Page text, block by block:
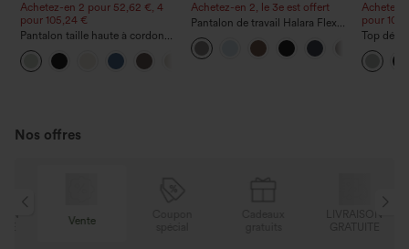
Achetez-en 2 pour 52,62 €, 4
pour 105,24 €
Pantalon taille haute à cordon
avec poches, jambe large et
coupe ample, style décontracté,
effet lin
Achetez-en 2, le 3e est offert
Pantalon de travail Halara Flex™
DayStretch à taille haute, avec
poches et coupe droite
Achetez-
pour
Top
ronde,
et coupe
Nos offres
Vente